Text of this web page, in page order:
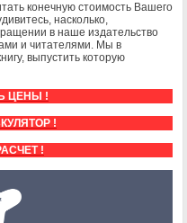
конечную стоимость Вашего
насколько,
в наше издательство
и читателями. Мы в
выпустить которую
ЦЕНЫ !
!
!